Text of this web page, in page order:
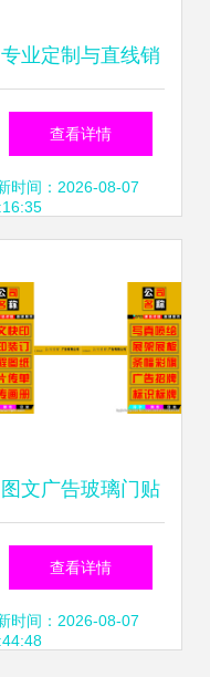
专业定制与直线销
售 深圳LOGO金属
招牌制作与软件销
查看详情
时间：2026-08-07
图文广告玻璃门贴
广告 四图联动，创
意制胜
查看详情
时间：2026-08-07